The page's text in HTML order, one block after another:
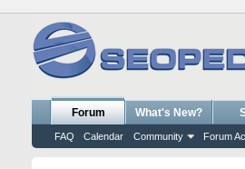
Forum
FAQ Calendar Community Forum
What's New?